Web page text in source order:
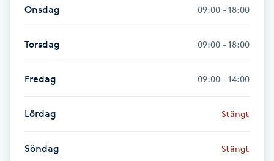
Healing
Herrklippning
HIFU
Hollywood Peel
Hot Stone Massage
Onsdag 09:00 - 18:00
Torsdag 09:00 - 18:00
Fredag 09:00 - 14:00
Lördag Stängt
Söndag Stängt